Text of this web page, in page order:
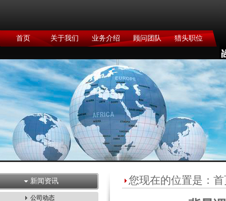
首页 关于我们 业务介绍 顾问团队 猎头职位
新闻资讯
公司动态
您现在的位置是：